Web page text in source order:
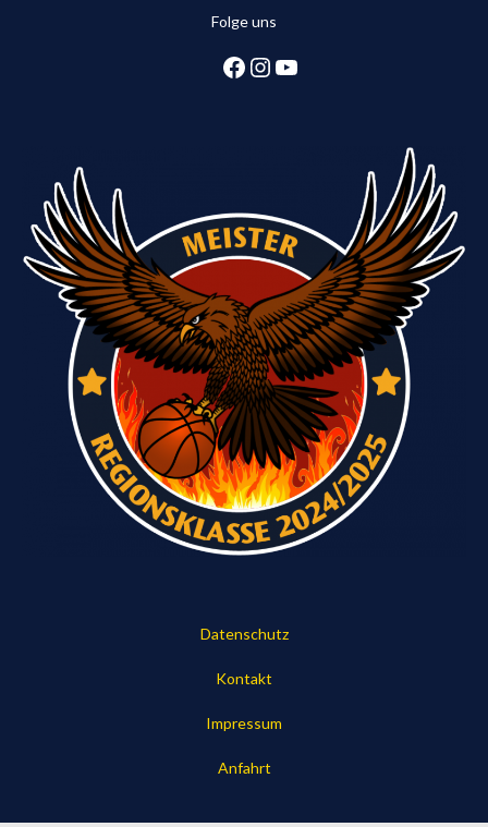
sichert
2.
Tabellenplatz
in
Regionsliga
Folge uns
Facebook
Instagram
YouTube
Datenschutz
Kontakt
Impressum
Anfahrt